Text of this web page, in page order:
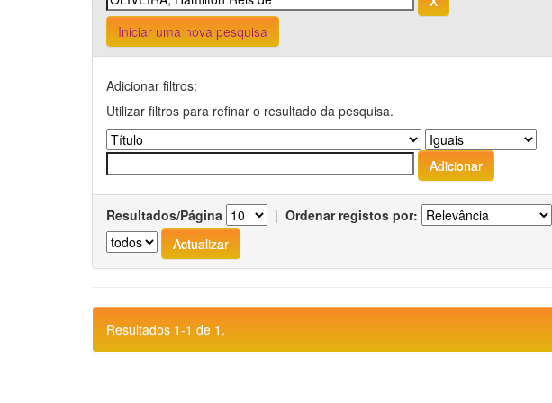
Iniciar uma nova pesquisa
Adicionar filtros:
Utilizar filtros para refinar o resultado da pesquisa.
Resultados/Página | Ordenar registos por:
Resultados 1-1 de 1.